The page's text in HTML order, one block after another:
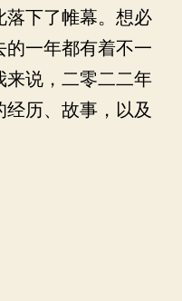
落下了帷幕。想必
一年都有着不一
来说，二零二二年
历、故事，以及